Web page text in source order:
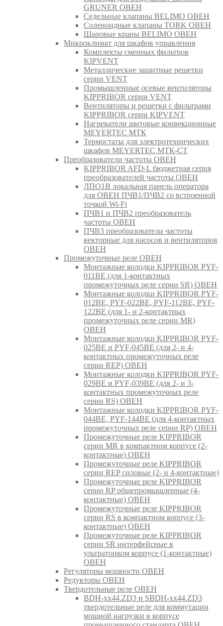
GRUNER ОВЕН
Седельные клапаны BELIMO ОВЕН
Соленоидные клапаны TORK ОВЕН
Шаровые краны BELIMO ОВЕН
Микроклимат для шкафов управления
Комплекты сменных фильтров
KIPVENT
Металлические защитные решетки
серии VENT
Промышленные осевые вентиляторы
KIPPRIBOR серии VENT
Вентиляторы и решетки с фильтрами
KIPPRIBOR серии KIPVENT
Нагреватели щитовые конвекционные
MEYERTEC МТК
Термостаты для электротехнических
шкафов MEYERTEC МТК-СТ
Преобразователи частоты ОВЕН
KIPPRIBOR AFD-L бюджетная серия
преобразователей частоты ОВЕН
ЛПО1В локальная панель оператора
для ОВЕН ПЧВ1/ПЧВ2 со встроенной
точкой Wi-Fi
ПЧВ1 и ПЧВ2 преобразователь
частоты ОВЕН
ПЧВ3 преобразователи частоты
векторные для насосов и вентиляторов
ОВЕН
Промежуточные реле ОВЕН
Монтажные колодки KIPPRIBOR PYF-
011BE (для 1-контактных
промежуточных реле серии SR) ОВЕН
Монтажные колодки KIPPRIBOR PYF-
012BE, PYF-022BE, PYF-112BE, PYF-
122BE (для 1- и 2-контактных
промежуточных реле серии MR)
ОВЕН
Монтажные колодки KIPPRIBOR PYF-
025BE и PYF-045BE (для 2- и 4-
контактных промежуточных реле
серии REP) ОВЕН
Монтажные колодки KIPPRIBOR PYF-
029BE и PYF-039BE (для 2- и 3-
контактных промежуточных реле
серии RS) ОВЕН
Монтажные колодки KIPPRIBOR PYF-
044BE, PYF-144BE (для 4-контактных
промежуточных реле серии RP) ОВЕН
Промежуточные реле KIPPRIBOR
серии MR в компактном корпусе (2-
контактные) ОВЕН
Промежуточные реле KIPPRIBOR
серии REP силовые (2- и 4-контактные)
Промежуточные реле KIPPRIBOR
серии RP общепромышленные (4-
контактные) ОВЕН
Промежуточные реле KIPPRIBOR
серии RS в компактном корпусе (3-
контактные) ОВЕН
Промежуточные реле KIPPRIBOR
серии SR интерфейсные в
ультратонком корпусе (1-контактные)
ОВЕН
Регуляторы мощности ОВЕН
Редукторы ОВЕН
Твердотельные реле ОВЕН
BDH-xx44.ZD3 и SBDH-xx44.ZD3
твердотельные реле для коммутации
мощной нагрузки в корпусе